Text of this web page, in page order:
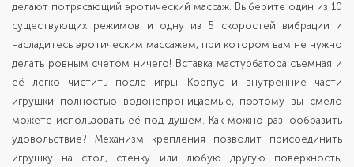
делают потрясающий эротический массаж. Выберите один из 10
существующих режимов и одну из 5 скоростей вибрации и
насладитесь эротическим массажем, при котором вам не нужно
делать ровным счетом ничего! Вставка мастурбатора съемная и
её легко чистить после игры. Корпус и внутренние части
игрушки полностью водонепроницаемые, поэтому вы смело
можете использовать её под душем. Как можно разнообразить
удовольствие? Механизм крепления позволит присоединить
игрушку на стол, стенку или любую другую поверхность,